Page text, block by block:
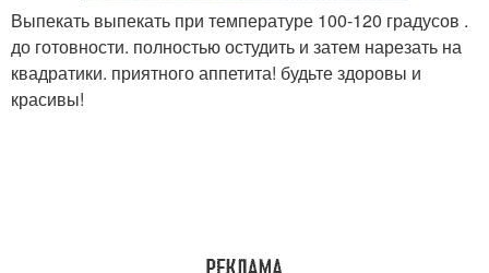
Выпекать выпекать при температуре 100-120 градусов .
до готовности. полностью остудить и затем нарезать на
квадратики. приятного аппетита! будьте здоровы и
красивы!